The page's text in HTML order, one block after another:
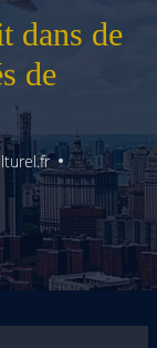
dans de
de